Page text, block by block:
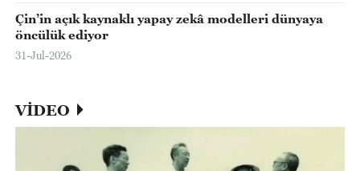
Çin’in açık kaynaklı yapay zekâ modelleri dünyaya
öncülük ediyor
31-Jul-2026
VİDEO